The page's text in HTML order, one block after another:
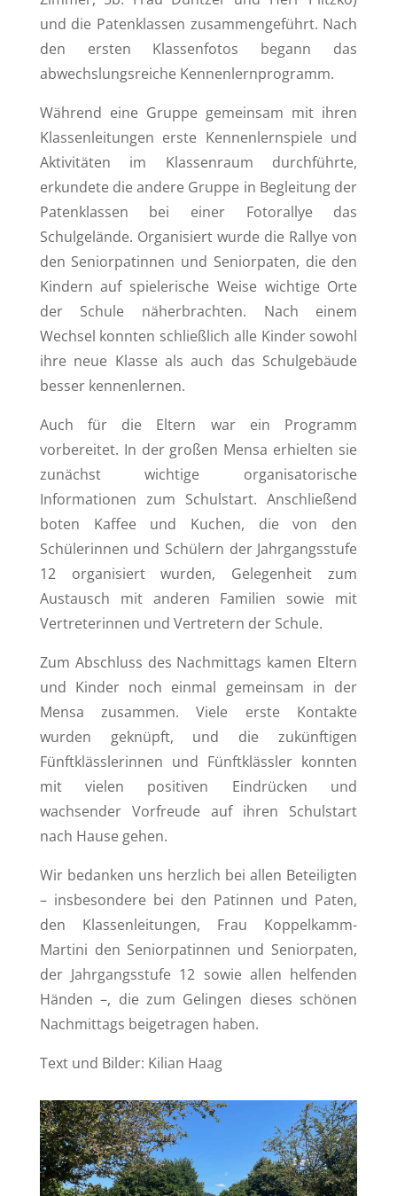
und die Patenklassen zusammengeführt. Nach
den ersten Klassenfotos begann das
abwechslungsreiche Kennenlernprogramm.
Während eine Gruppe gemeinsam mit ihren
Klassenleitungen erste Kennenlernspiele und
Aktivitäten im Klassenraum durchführte,
erkundete die andere Gruppe in Begleitung der
Patenklassen bei einer Fotorallye das
Schulgelände. Organisiert wurde die Rallye von
den Seniorpatinnen und Seniorpaten, die den
Kindern auf spielerische Weise wichtige Orte
der Schule näherbrachten. Nach einem
Wechsel konnten schließlich alle Kinder sowohl
ihre neue Klasse als auch das Schulgebäude
besser kennenlernen.
Auch für die Eltern war ein Programm
vorbereitet. In der großen Mensa erhielten sie
zunächst wichtige organisatorische
Informationen zum Schulstart. Anschließend
boten Kaffee und Kuchen, die von den
Schülerinnen und Schülern der Jahrgangsstufe
12 organisiert wurden, Gelegenheit zum
Austausch mit anderen Familien sowie mit
Vertreterinnen und Vertretern der Schule.
Zum Abschluss des Nachmittags kamen Eltern
und Kinder noch einmal gemeinsam in der
Mensa zusammen. Viele erste Kontakte
wurden geknüpft, und die zukünftigen
Fünftklässlerinnen und Fünftklässler konnten
mit vielen positiven Eindrücken und
wachsender Vorfreude auf ihren Schulstart
nach Hause gehen.
Wir bedanken uns herzlich bei allen Beteiligten
– insbesondere bei den Patinnen und Paten,
den Klassenleitungen, Frau Koppelkamm-
Martini den Seniorpatinnen und Seniorpaten,
der Jahrgangsstufe 12 sowie allen helfenden
Händen –, die zum Gelingen dieses schönen
Nachmittags beigetragen haben.
Text und Bilder: Kilian Haag